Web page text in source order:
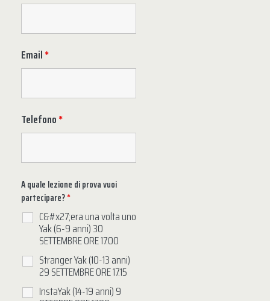
Email*
Telefono*
A quale lezione di prova vuoi
partecipare?*
C&#x27;era una volta uno
Yak (6-9 anni) 30
SETTEMBRE ORE 17.00
Stranger Yak (10-13 anni)
29 SETTEMBRE ORE 17.15
InstaYak (14-19 anni) 9